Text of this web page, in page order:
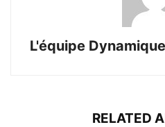
L'équipe
RELATED